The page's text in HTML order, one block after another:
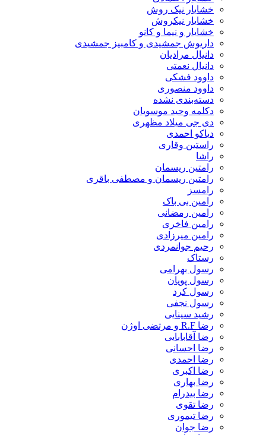
خشایار نیک روش
خشایار نیکروش
خشایار و نیما و کانو
داریوش جمشیدی و کامبیز جمشیدی
دانیال مرادیان
دانیال نعمتی
داوود فشکی
داوود منصوری
دسته‌بندی نشده
دکلمه وحید موسویان
دی جی میلاد مظهری
دیاکو احمدی
راستین وقاری
راشا
رامتین ریسمان
رامتین ریسمان و مصطفی باقری
رامسز
رامین بی باک
رامین رمضانی
رامین فاخری
رامین میرزادی
رحیم جوانمردی
رستاک
رسول بهرامی
رسول پویان
رسول کرد
رسول نجفی
رشید سینایی
رضا R.F و مرتضی اوژن
رضا آقابابایی
رضا احسانی
رضا احمدی
رضا اکبری
رضا بهاری
رضا بیدرام
رضا تقوی
رضا تیموری
رضا جوان